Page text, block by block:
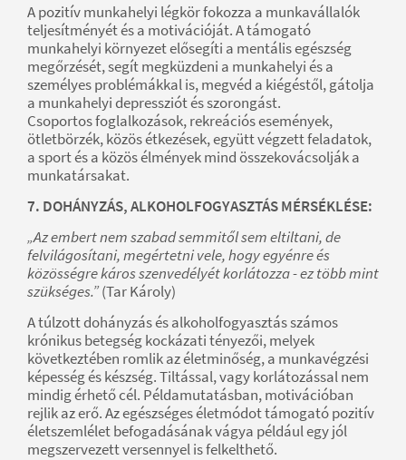
A pozitív munkahelyi légkör fokozza a munkavállalók
teljesítményét és a motivációját. A támogató
munkahelyi környezet elősegíti a mentális egészség
megőrzését, segít megküzdeni a munkahelyi és a
személyes problémákkal is, megvéd a kiégéstől, gátolja
a munkahelyi depressziót és szorongást.
Csoportos foglalkozások, rekreációs események,
ötletbörzék, közös étkezések, együtt végzett feladatok,
a sport és a közös élmények mind összekovácsolják a
munkatársakat.
7. DOHÁNYZÁS, ALKOHOLFOGYASZTÁS MÉRSÉKLÉSE:
„Az embert nem szabad semmitől sem eltiltani, de
felvilágosítani, megértetni vele, hogy egyénre és
közösségre káros szenvedélyét korlátozza - ez több mint
szükséges.”(Tar Károly)
A túlzott dohányzás és alkoholfogyasztás számos
krónikus betegség kockázati tényezői, melyek
következtében romlik az életminőség, a munkavégzési
képesség és készség. Tiltással, vagy korlátozással nem
mindig érhető cél. Példamutatásban, motivációban
rejlik az erő. Az egészséges életmódot támogató pozitív
életszemlélet befogadásának vágya például egy jól
megszervezett versennyel is felkelthető.